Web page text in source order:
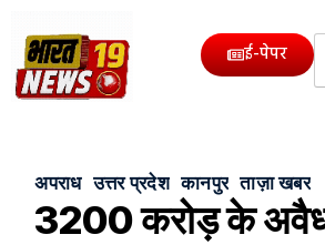
ई-पेपर
अपराध उत्तर प्रदेश कानपुर ताज़ा खबर
3200 करोड़ के